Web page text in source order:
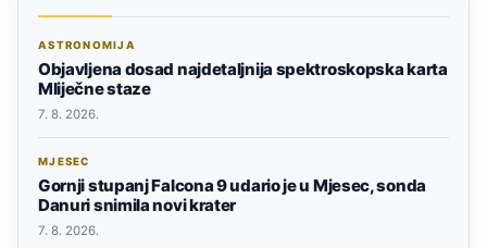
ASTRONOMIJA
Objavljena dosad najdetaljnija spektroskopska karta
Mliječne staze
7. 8. 2026.
MJESEC
Gornji stupanj Falcona 9 udario je u Mjesec, sonda
Danuri snimila novi krater
7. 8. 2026.